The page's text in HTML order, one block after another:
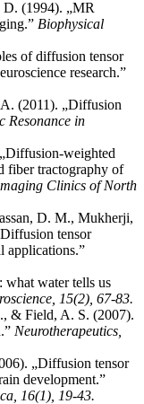
D. (1994). „MR
Biophysical
of diffusion tensor
research.”
(2011). „Diffusion
Resonance in
weighted
fiber tractography of
Clinics of North
D. M., Mukherji,
tensor
applications.”
water tells us
15(2), 67-83.
& Field, A. S. (2007).
Neurotherapeutics,
„Diffusion tensor
development.”
16(1), 19-43.